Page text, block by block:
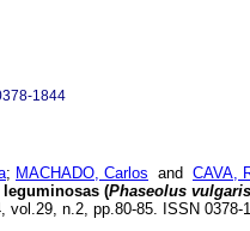
1844
; MACHADO, Carlos and CAVA,
(Phaseolus vulgaris
vol.29, n.2, pp.80-85. ISSN 0378-